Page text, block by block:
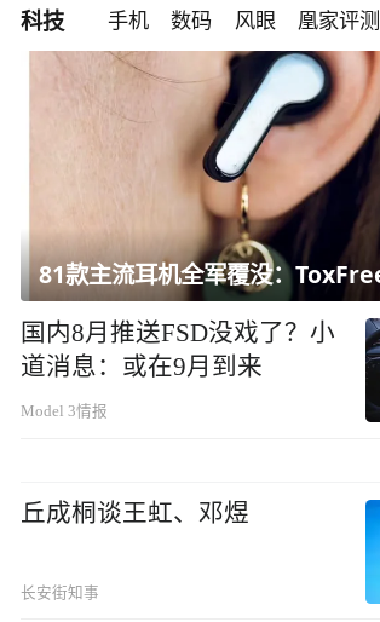
科技 手机 数码 风眼 凰家评测
国内8月推送FSD没戏了？小
道消息：或在9月到来
Model 3情报
丘成桐谈王虹、邓煜
长安街知事